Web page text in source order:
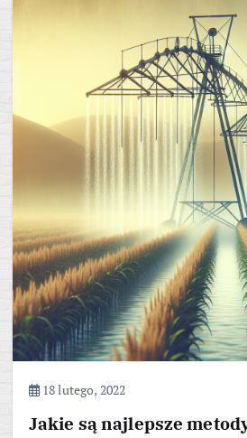
18 lutego, 2022
Jakie są najlepsze